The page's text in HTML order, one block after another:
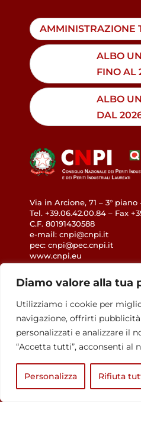
Diamo valore alla tua
Utilizziamo i cookie per
navigazione, offrirti
personalizzati e analizzare il
“Accetta tutti”, acconsenti al
Personalizza Rifiuta
AMMINISTRAZIONE
ALBO
FINO AL
ALBO
DAL
Via in Arcione, 71 – 3° piano
Tel. +39.06.42.00.84 – Fax
C.F. 80191430588
e-mail: cnpi@cnpi.it
pec: cnpi@pec.cnpi.it
www.cnpi.eu
GDPR
Cookie Policy
Accessibilità